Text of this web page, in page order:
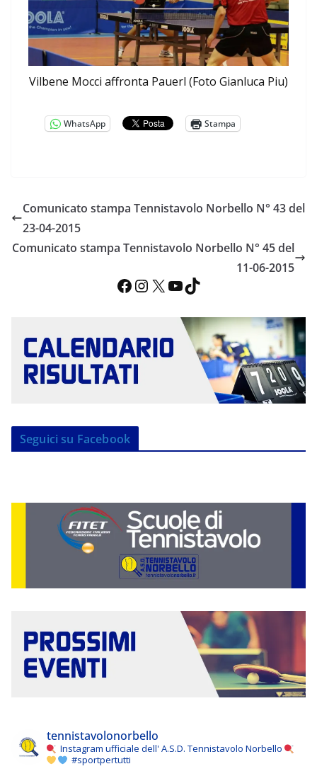
Vilbene Mocci affronta Pauerl (Foto Gianluca Piu)
WhatsApp Stampa
Comunicato stampa Tennistavolo Norbello N° 43 del
23-04-2015
Comunicato stampa Tennistavolo Norbello N° 45 del
11-06-2015
Facebook InstagramX YouTube TikTok
Seguici su Facebook
tennistavolonorbello
Instagram ufficiale dell' A.S.D. Tennistavolo Norbello
#sportpertutti